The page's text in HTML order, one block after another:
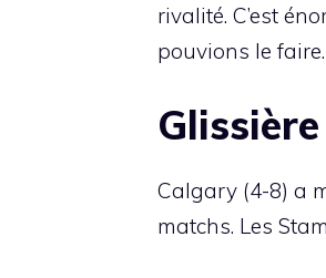
rivalité. C’est
pouvions le
Calgary (4-8) a
matchs. Les